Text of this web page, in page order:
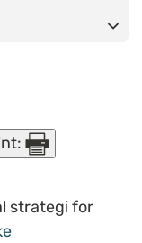
for
strategi for